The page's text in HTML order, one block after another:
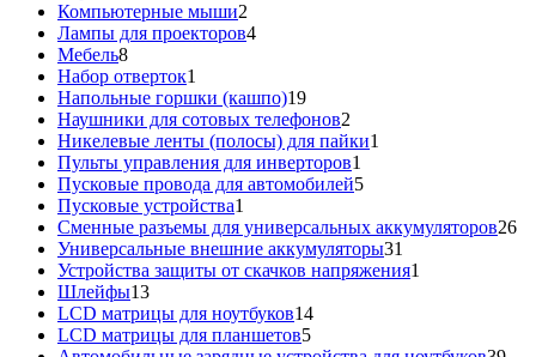
товаров
Компьютерные мыши2
товара
Лампы для проекторов44
Мебель88
товаров
Набор отверток1
товар
Напольные горшки (кашпо)1919
товаров
Наушники для сотовых телефонов2
товара
Никелевые ленты (полосы) для пайки1
Пульты управления для инверторов1
товар
Пусковые провода для автомобилей55
Пусковые устройства1
товар
Сменные разъемы для универсальных аккумуляторов2626
Универсальные внешние аккумуляторы31
товар
Устройства защиты от скачков напряжения1
Шлейфы1313
товаров
LCD матрицы для ноутбуков1414
LCD матрицы для планшетов55